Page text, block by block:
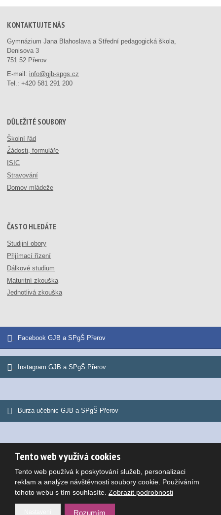
KONTAKTUJTE NÁS
Gymnázium Jana Blahoslava a Střední pedagogická škola,
Denisova 3
751 52 Přerov
E-mail: info@gjb-spgs.cz
Tel.:+420 581 291 200
DŮLEŽITÉ SOUBORY
Školní řád
Žádosti, formuláře
ISIC
Stravování
Domov mládeže
ČASTO HLEDÁTE
Studijní obory
Přijímací řízení
Dálkové studium
Maturitní zkouška
Jednotlivá zkouška
Facebook GJB a SPgŠ Přerov
Instagram GJB a SPgŠ Přerov
Burza učebnic GJB a SPgŠ Přerov
Mapa stránek |Podmínky použití
VYROBILA
Tento web využívá cookies
Tento web používá k poskytování služeb, personalizaci
reklam a analýze návštěvnosti soubory cookie. Používáním
tohoto webu s tím souhlasíte. Zobrazit podrobnosti
Rozumím
Potřebujete poradit?